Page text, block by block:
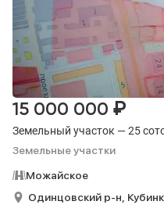
Земельный участок — 25
Земельные участки
15 000 000 ₽
Можайское
Одинцовский р-н,